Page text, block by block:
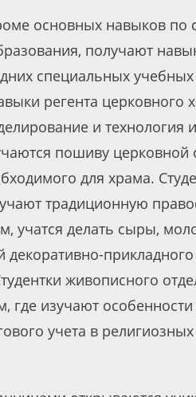
основных навыков
получают
специальных
регента церковного
и технология
пошиву церковной
для храма.
традиционную
учатся делать сыры,
декоративно-
живописного
где изучают
учета в